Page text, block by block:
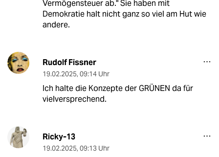
Vermögensteuer ab." Sie haben mit
Demokratie halt nicht ganz so viel am Hut wie
andere.
Rudolf Fissner
19.02.2025, 09:14 Uhr
Ich halte die Konzepte der GRÜNEN da für
vielversprechend.
Ricky-13
19.02.2025, 09:13 Uhr